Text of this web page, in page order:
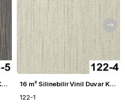
16 m² Silinebilir Vinil Duvar Kağıdı DH-123 16 m² Silinebilir Vinil Duvar Kağıdı DH-122
122-1